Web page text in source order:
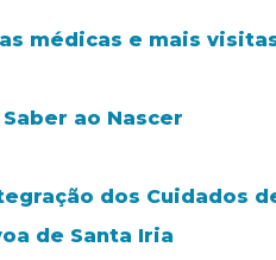
médicas e mais
ao Nascer
dos Cuidados
de Santa Iria